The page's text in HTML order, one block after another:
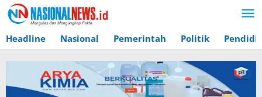
Lewati
ke
konten
Headline Nasional Pemerintah Politik